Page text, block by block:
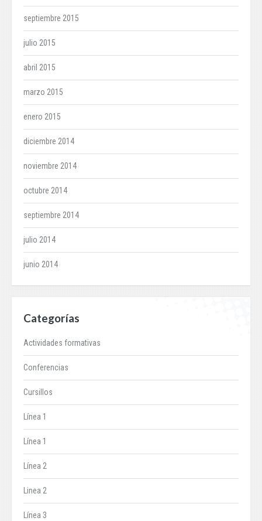
septiembre 2015
julio 2015
abril 2015
marzo 2015
enero 2015
diciembre 2014
noviembre 2014
octubre 2014
septiembre 2014
julio 2014
junio 2014
Categorías
Actividades formativas
Conferencias
Cursillos
Línea 1
Línea 1
Línea 2
Linea 2
Línea 3